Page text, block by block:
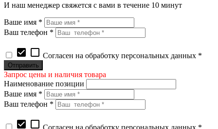
И наш менеджер свяжется с вами в течение 10 минут
Ваше имя *
Ваш телефон *
check_box check_box_outline_blank Согласен на обработку персональных данных *
Запрос цены и наличия товара
Наименование позиции
Ваше имя *
Ваш телефон *
check_box check_box_outline_blank Согласен на обработку персональных данных *